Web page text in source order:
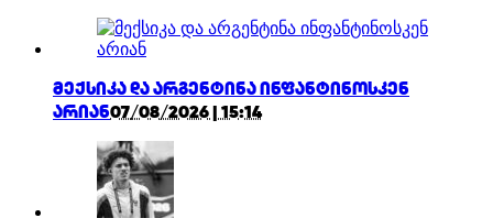
მექსიკა და არგენტინა ინფანტინოსკენ
არიან07/08/2026 | 15:14